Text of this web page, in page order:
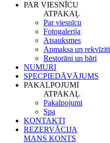
PAR VIESNĪCU
ATPAKAĻ
Par viesnīcu
Fotogalerija
Atsauksmes
Apmaksa un rekvīziti
Restorāni un bāri
NUMURI
SPECPIEDĀVĀJUMS
PAKALPOJUMI
ATPAKAĻ
Pakalpojumi
Spa
KONTAKTI
REZERVĀCIJA
MANS KONTS